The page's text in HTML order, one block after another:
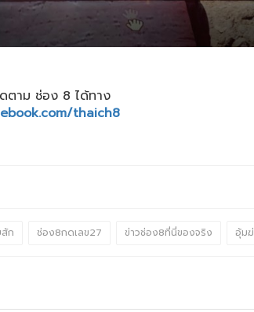
ตาม ช่อง 8 ได้ทาง
thaich8
ก ช่อง8กดเลข27 ข่าวช่อง8ที่นี่ของจริง อุ้ม